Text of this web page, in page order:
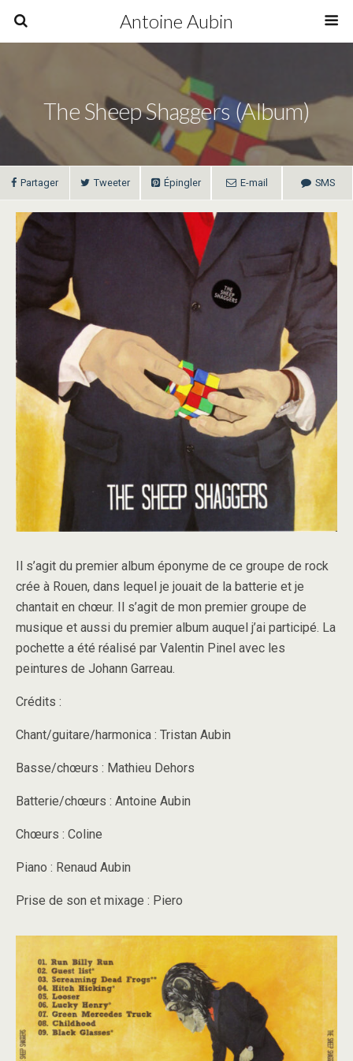
Antoine Aubin
The Sheep Shaggers (album)
Partager Tweeter Épingler E-mail SMS
Il s’agit du premier album éponyme de ce groupe de rock
crée à Rouen, dans lequel je jouait de la batterie et je
chantait en chœur. Il s’agit de mon premier groupe de
musique et aussi du premier album auquel j’ai participé. La
pochette a été réalisé par Valentin Pinel avec les
peintures de Johann Garreau.
Crédits :
Chant/guitare/harmonica : Tristan Aubin
Basse/chœurs : Mathieu Dehors
Batterie/chœurs : Antoine Aubin
Chœurs : Coline
Piano : Renaud Aubin
Prise de son et mixage : Piero